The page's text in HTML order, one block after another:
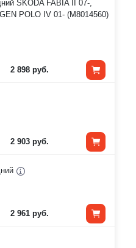
SKODA FABIA II 07-,
POLO IV 01- (M8014560)
2 898 руб.
2 903 руб.
2 961 руб.